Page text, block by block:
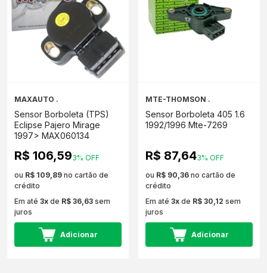
MAXAUTO .
Sensor Borboleta (TPS)
Eclipse Pajero Mirage
1997> MAX060134
R$ 106,593% OFF
ou R$ 109,89 no cartão de
crédito
Em até 3x de R$ 36,63 sem
juros
Adicionar
MTE-THOMSON .
Sensor Borboleta 405 1.6
1992/1996 Mte-7269
R$ 87,643% OFF
ou R$ 90,36 no cartão de
crédito
Em até 3x de R$ 30,12 sem
juros
Adicionar